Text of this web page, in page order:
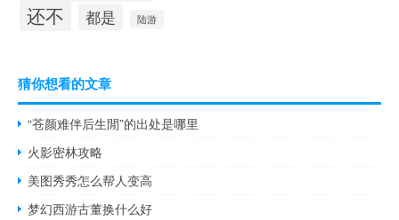
还不 都是 陆游
猜你想看的文章
“苍颜难伴后生閒”的出处是哪里
火影密林攻略
美图秀秀怎么帮人变高
梦幻西游古董换什么好